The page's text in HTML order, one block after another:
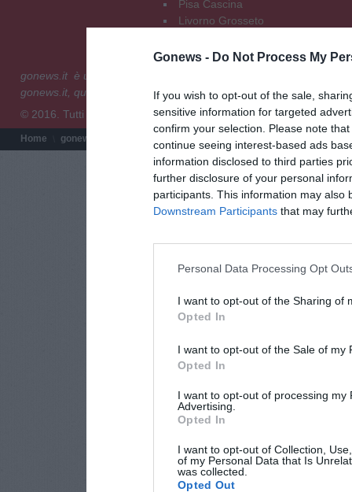
Gonews - Do Not Process My
If you wish to opt-out of the sale,
sensitive information for targeted
confirm your selection. Please note
continue seeing interest-based ads
information disclosed to third parties
further disclosure of your personal
participants. This information may
Downstream Participants that may
Personal Data Processing Opt
I want to opt-out of the Sharing of
Opted In
I want to opt-out of the Sale of my
Opted In
I want to opt-out of processing my
Advertising.
Opted In
I want to opt-out of Collection,
of my Personal Data that Is
was collected.
Opted Out
Pisa Cascina
Livorno Grosseto
gonews.it è un prodotto editoriale di XMedia Group S.r.l - Via
gonews.it, quotidiano on line registrato presso il Tribunale di
© 2016. Tutti i diritti riservati.
Home gonews.it Chi siamo